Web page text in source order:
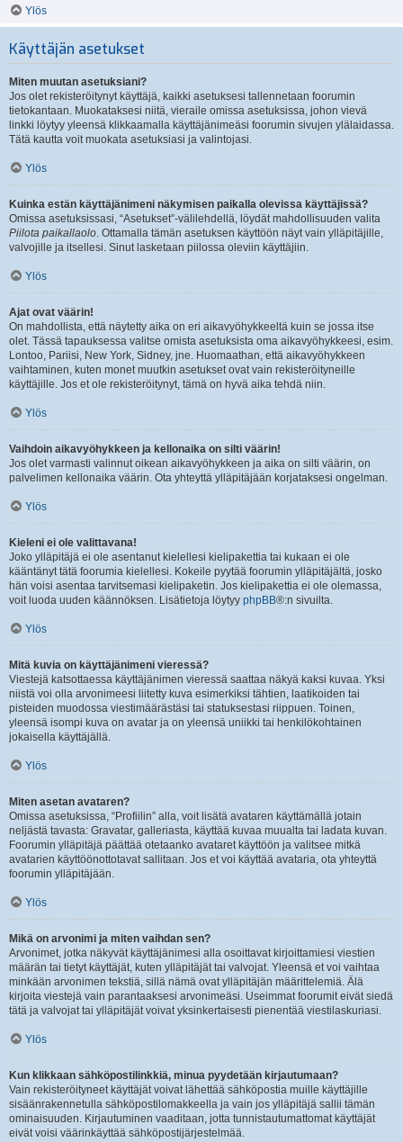
Ylös
Käyttäjän asetukset
Miten muutan asetuksiani?
Jos olet rekisteröitynyt käyttäjä, kaikki asetuksesi tallennetaan foorumin
tietokantaan. Muokataksesi niitä, vieraile omissa asetuksissa, johon vievä
linkki löytyy yleensä klikkaamalla käyttäjänimeäsi foorumin sivujen ylälaidassa.
Tätä kautta voit muokata asetuksiasi ja valintojasi.
Ylös
Kuinka estän käyttäjänimeni näkymisen paikalla olevissa käyttäjissä?
Omissa asetuksissasi, “Asetukset”-välilehdellä, löydät mahdollisuuden valita
Piilota paikallaolo. Ottamalla tämän asetuksen käyttöön näyt vain ylläpitäjille,
valvojille ja itsellesi. Sinut lasketaan piilossa oleviin käyttäjiin.
Ylös
Ajat ovat väärin!
On mahdollista, että näytetty aika on eri aikavyöhykkeeltä kuin se jossa itse
olet. Tässä tapauksessa valitse omista asetuksista oma aikavyöhykkeesi, esim.
Lontoo, Pariisi, New York, Sidney, jne. Huomaathan, että aikavyöhykkeen
vaihtaminen, kuten monet muutkin asetukset ovat vain rekisteröityneille
käyttäjille. Jos et ole rekisteröitynyt, tämä on hyvä aika tehdä niin.
Ylös
Vaihdoin aikavyöhykkeen ja kellonaika on silti väärin!
Jos olet varmasti valinnut oikean aikavyöhykkeen ja aika on silti väärin, on
palvelimen kellonaika väärin. Ota yhteyttä ylläpitäjään korjataksesi ongelman.
Ylös
Kieleni ei ole valittavana!
Joko ylläpitäjä ei ole asentanut kielellesi kielipakettia tai kukaan ei ole
kääntänyt tätä foorumia kielellesi. Kokeile pyytää foorumin ylläpitäjältä, josko
hän voisi asentaa tarvitsemasi kielipaketin. Jos kielipakettia ei ole olemassa,
voit luoda uuden käännöksen. Lisätietoja löytyy phpBB®:n sivuilta.
Ylös
Mitä kuvia on käyttäjänimeni vieressä?
Viestejä katsottaessa käyttäjänimen vieressä saattaa näkyä kaksi kuvaa. Yksi
niistä voi olla arvonimeesi liitetty kuva esimerkiksi tähtien, laatikoiden tai
pisteiden muodossa viestimäärästäsi tai statuksestasi riippuen. Toinen,
yleensä isompi kuva on avatar ja on yleensä uniikki tai henkilökohtainen
jokaisella käyttäjällä.
Ylös
Miten asetan avataren?
Omissa asetuksissa, “Profiilin” alla, voit lisätä avataren käyttämällä jotain
neljästä tavasta: Gravatar, galleriasta, käyttää kuvaa muualta tai ladata kuvan.
Foorumin ylläpitäjä päättää otetaanko avataret käyttöön ja valitsee mitkä
avatarien käyttöönottotavat sallitaan. Jos et voi käyttää avataria, ota yhteyttä
foorumin ylläpitäjään.
Ylös
Mikä on arvonimi ja miten vaihdan sen?
Arvonimet, jotka näkyvät käyttäjänimesi alla osoittavat kirjoittamiesi viestien
määrän tai tietyt käyttäjät, kuten ylläpitäjät tai valvojat. Yleensä et voi vaihtaa
minkään arvonimen tekstiä, sillä nämä ovat ylläpitäjän määrittelemiä. Älä
kirjoita viestejä vain parantaaksesi arvonimeäsi. Useimmat foorumit eivät siedä
tätä ja valvojat tai ylläpitäjät voivat yksinkertaisesti pienentää viestilaskuriasi.
Ylös
Kun klikkaan sähköpostilinkkiä, minua pyydetään kirjautumaan?
Vain rekisteröityneet käyttäjät voivat lähettää sähköpostia muille käyttäjille
sisäänrakennetulla sähköpostilomakkeella ja vain jos ylläpitäjä sallii tämän
ominaisuuden. Kirjautuminen vaaditaan, jotta tunnistautumattomat käyttäjät
eivät voisi väärinkäyttää sähköpostijärjestelmää.